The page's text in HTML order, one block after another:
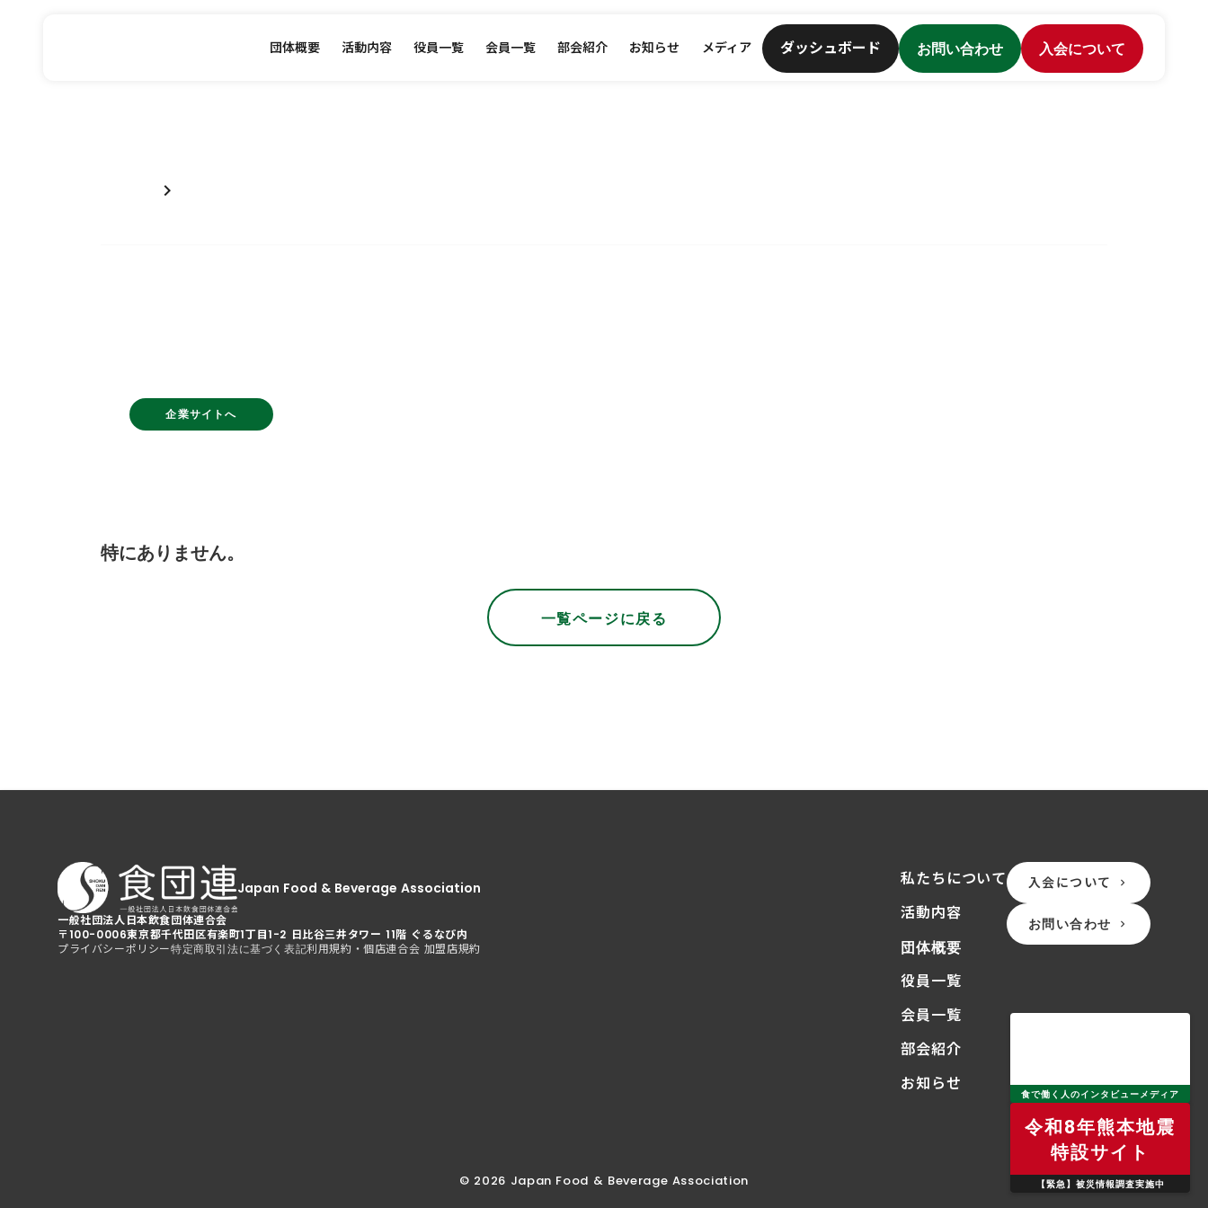
団体概要 活動内容 役員一覧 会員一覧 部会紹介 お知らせ メディア ダッシュボード お問い合わせ 入会について
chevron_right
企業サイトへ
特にありません。
一覧ページに戻る
Japan Food & Beverage Association
一般社団法人日本飲食団体連合会
〒100-0006東京都千代田区有楽町1丁目1-2 日比谷三井タワー 11階 ぐるなび内
プライバシーポリシー特定商取引法に基づく表記利用規約・個店連合会 加盟店規約
私たちについて
活動内容
団体概要
役員一覧
会員一覧
部会紹介
お知らせ
入会について keyboard_arrow_right
お問い合わせ keyboard_arrow_right
©︎ 2026 Japan Food & Beverage Association
食で働く人のインタビューメディア
令和8年熊本地震
特設サイト
【緊急】被災情報調査実施中